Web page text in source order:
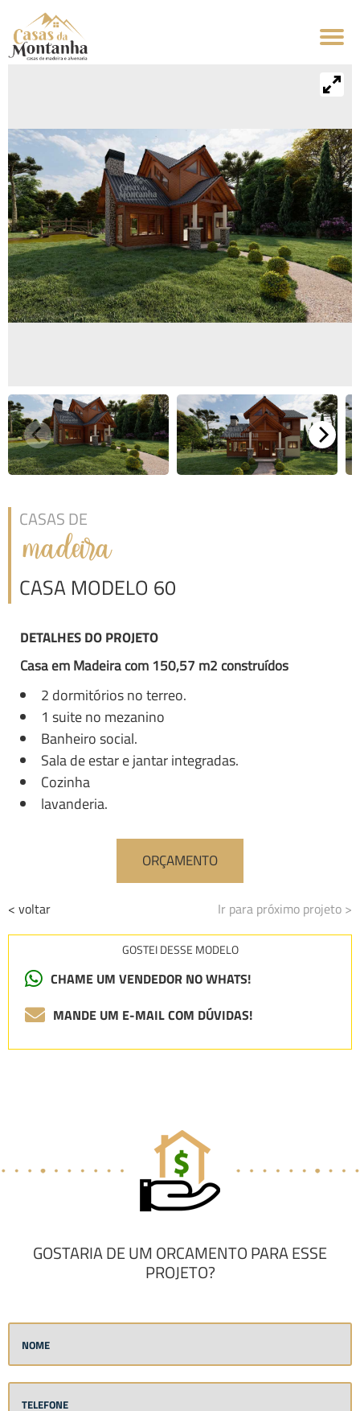
CASAS DE
madeira
CASA MODELO 60
DETALHES DO PROJETO
Casa em Madeira com 150,57 m2 construídos
2 dormitórios no terreo.
1 suite no mezanino​​​​​​
Banheiro social.
Sala de estar e jantar integradas.
Cozinha
lavanderia.
ORÇAMENTO
< voltar Ir para próximo projeto >
GOSTEI DESSE MODELO
CHAME UM VENDEDOR NO WHATS!
MANDE UM E-MAIL COM DÚVIDAS!
GOSTARIA DE UM ORCAMENTO PARA ESSE
PROJETO?